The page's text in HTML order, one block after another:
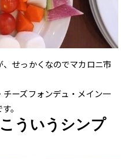
せっかくなのでマカロニ市
ーズフォンデュ・メイン一
。
ういうシンプ